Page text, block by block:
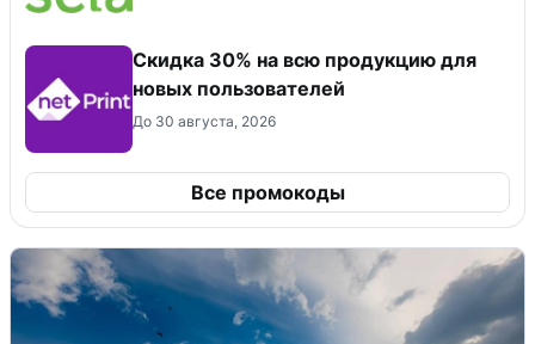
Скидка 30% на всю продукцию для
новых пользователей
До 30 августа, 2026
Все промокоды